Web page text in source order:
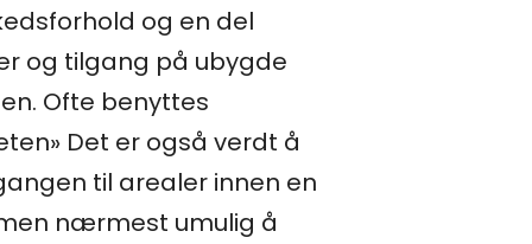
og en del
og tilgang på ubygde
Ofte benyttes
Det er også verdt å
til arealer innen en
nærmest umulig å